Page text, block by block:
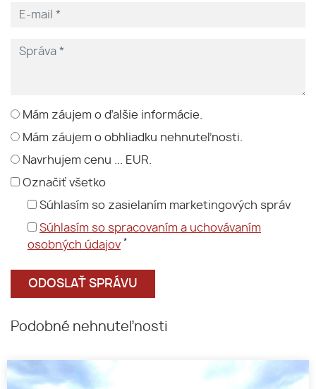
Mám záujem o ďalšie informácie.
Mám záujem o obhliadku nehnuteľnosti.
Navrhujem cenu ... EUR.
Označiť všetko
Súhlasím so zasielaním marketingových správ
Súhlasím so spracovaním a uchovávaním
osobných údajov *
Podobné nehnuteľnosti